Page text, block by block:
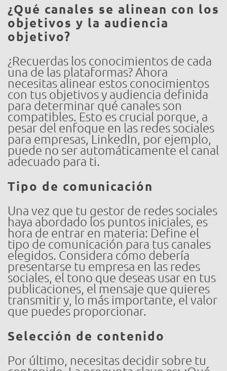
¿Qué canales se alinean con los
objetivos y la audiencia
objetivo?
¿Recuerdas los conocimientos de cada
una de las plataformas? Ahora
necesitas alinear estos conocimientos
con tus objetivos y audiencia definida
para determinar qué canales son
compatibles. Esto es crucial porque, a
pesar del enfoque en las redes sociales
para empresas, LinkedIn, por ejemplo,
puede no ser automáticamente el canal
adecuado para ti.
Tipo de comunicación
Una vez que tu gestor de redes sociales
haya abordado los puntos iniciales, es
hora de entrar en materia: Define el
tipo de comunicación para tus canales
elegidos. Considera cómo debería
presentarse tu empresa en las redes
sociales, el tono que deseas usar en tus
publicaciones, el mensaje que quieres
transmitir y, lo más importante, el valor
que puedes proporcionar.
Selección de contenido
Por último, necesitas decidir sobre tu